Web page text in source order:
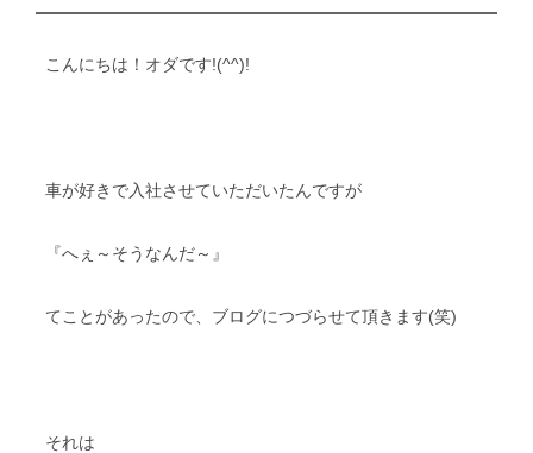
こんにちは！オダです!(^^)!
車が好きで入社させていただいたんですが
『へぇ～そうなんだ～』
てことがあったので、ブログにつづらせて頂きます(笑)
それは